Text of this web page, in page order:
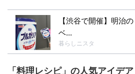
【渋谷で開催】明治
ベ...
暮らしニスタ
「料理レシピ」の人気アイデア